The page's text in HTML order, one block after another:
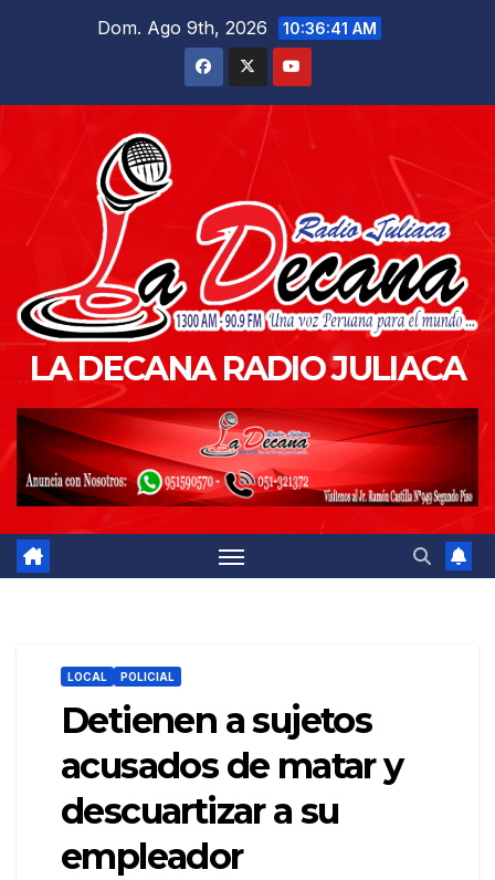
Dom. Ago 9th, 2026 10:36:42 AM
LA DECANA RADIO JULIACA
LOCAL POLICIAL
Detienen a sujetos
acusados de matar y
descuartizar a su
empleador